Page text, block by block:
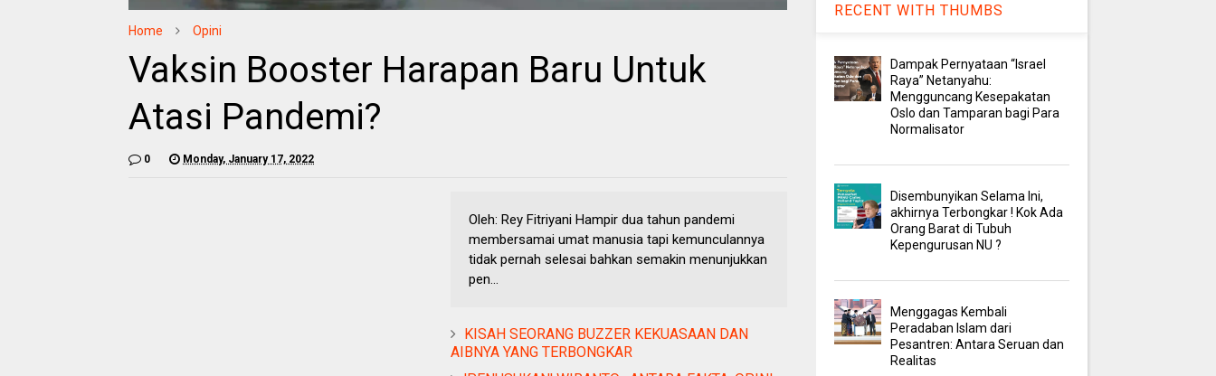
Home Opini
Vaksin Booster Harapan Baru Untuk
Atasi Pandemi?
0 Monday, January 17, 2022
Oleh: Rey Fitriyani Hampir dua tahun pandemi
membersamai umat manusia tapi kemunculannya
tidak pernah selesai bahkan semakin menunjukkan
pen...
KISAH SEORANG BUZZER KEKUASAAN DAN
AIBNYA YANG TERBONGKAR
RECENT WITH THUMBS
Dampak Pernyataan “Israel
Raya” Netanyahu:
Mengguncang Kesepakatan
Oslo dan Tamparan bagi Para
Normalisator
Disembunyikan Selama Ini,
akhirnya Terbongkar ! Kok Ada
Orang Barat di Tubuh
Kepengurusan NU ?
Menggagas Kembali
Peradaban Islam dari
Pesantren: Antara Seruan dan
Realitas